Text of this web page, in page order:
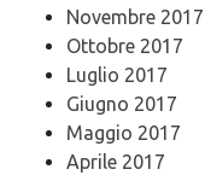
Novembre 2017
Ottobre 2017
Luglio 2017
Giugno 2017
Maggio 2017
Aprile 2017